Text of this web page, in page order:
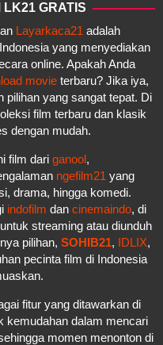
LK21 GRATIS
Layarkaca21 adalah
yang menyediakan
online. Apakah Anda
movie terbaru? Jika iya,
pilihan yang sangat tepat. Di
film terbaru dan klasik
dengan mudah.
film dari ganool,
ngefilm21 yang
drama, hingga komedi.
indofilm dan cinemaindo, di
streaming atau diunduh
pilihan, SOHIB21, IDLIX,
pecinta film di Indonesia
fitur yang ditawarkan di
kemudahan dalam mencari
momen menonton di